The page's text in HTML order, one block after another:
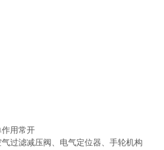
作用常开
过滤减压阀、电气定位器、手轮机构